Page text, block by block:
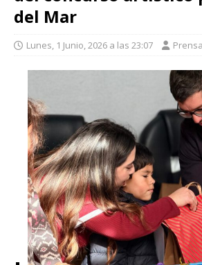
del Mar
Lunes, 1 Junio, 2026 a las 23:07 Prensa